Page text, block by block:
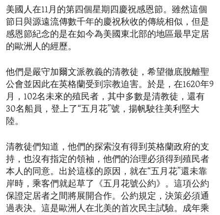
美國人在11月的第四個星期四慶祝感恩節。雖然這個
節日與源遠流傳數千年的慶祝秋收的傳統相似，但是
感恩節紀念的是在如今為美國東北部的地區最早定居
的歐洲人的經歷。
他們是嚴守加爾文派教義的清教徒，希望徹底脫離聖
公會並因此在英格蘭受到宗教迫害。於是，在1620年9
月，102名未來的殖民者，其中多數是清教徒，還有
30名船員，登上了“五月花”號，揚帆駛往美利堅大
陸。
清教徒們知道，他們的探索沒有得到英格蘭政府的支
持，也沒有指定的領袖，他們的治理必須得到殖民者
本人的同意。出於這樣的原因，就在“五月花”還未靠
岸時，乘客們就起草了《五月花號公約》。這項公約
保證定居者之間將展開合作。公約規定，決策必須通
過表決。這是歐洲人在北美的首次民主試驗。成年乘